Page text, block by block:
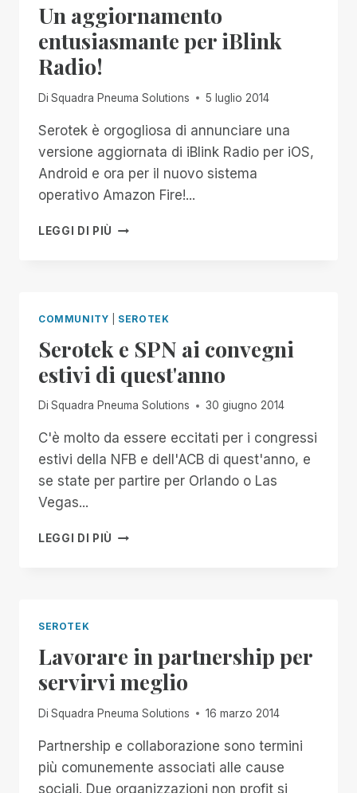
Un aggiornamento
entusiasmante per iBlink
Radio!
Di Squadra Pneuma Solutions 5 luglio 2014
Serotek è orgogliosa di annunciare una
versione aggiornata di iBlink Radio per iOS,
Android e ora per il nuovo sistema
operativo Amazon Fire!...
LEGGI DI PIÙ UN
RADIO!
COMMUNITY SEROTEK
Serotek e SPN ai convegni
estivi di quest'anno
Di Squadra Pneuma Solutions 30 giugno 2014
C'è molto da essere eccitati per i congressi
estivi della NFB e dell'ACB di quest'anno, e
se state per partire per Orlando o Las
Vegas...
LEGGI DI PIÙ SEROTEK
QUEST'ANNO
SEROTEK
Lavorare in partnership per
servirvi meglio
Di Squadra Pneuma Solutions 16 marzo 2014
Partnership e collaborazione sono termini
più comunemente associati alle cause
sociali. Due organizzazioni non profit si